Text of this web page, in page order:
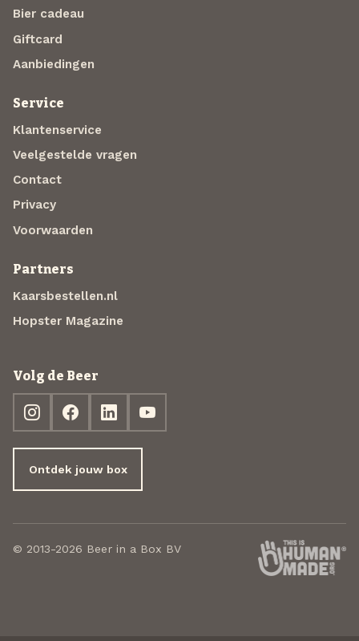
Bier cadeau
Giftcard
Aanbiedingen
Service
Klantenservice
Veelgestelde vragen
Contact
Privacy
Voorwaarden
Partners
Kaarsbestellen.nl
Hopster Magazine
Volg de Beer
Ontdek jouw box
© 2013-2026 Beer in a Box BV